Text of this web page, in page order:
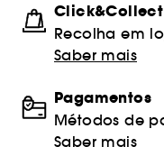
Click&Collect
Recolha em
Saber mais
Pagamentos
Métodos de
Saber mais